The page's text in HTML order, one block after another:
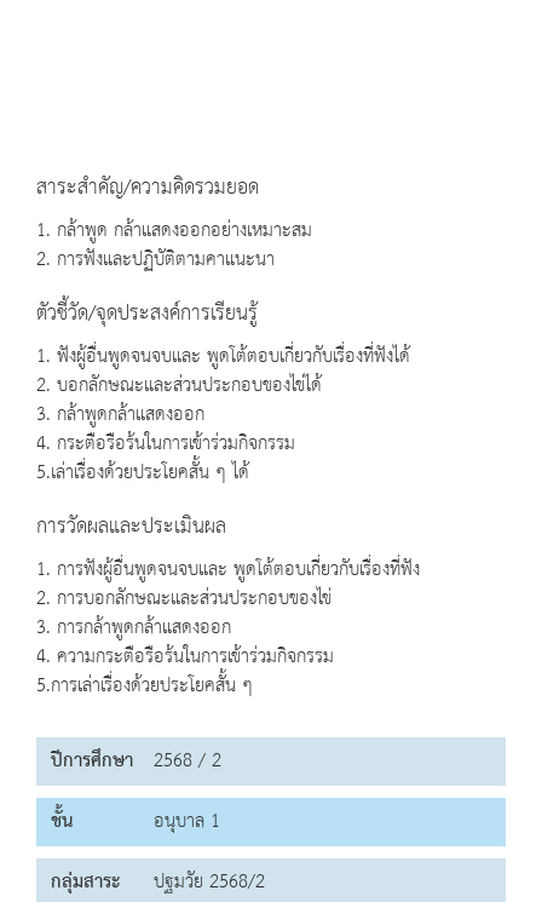
สาระสำคัญ/ความคิดรวมยอด
1. กล้าพูด กล้าแสดงออกอย่างเหมาะสม
2. การฟังและปฏิบัติตามคาแนะนา
ตัวชี้วัด/จุดประสงค์การเรียนรู้
1. ฟังผู้อื่นพูดจนจบและ พูดโต้ตอบเกี่ยวกับเรื่องที่ฟังได้
2. บอกลักษณะและส่วนประกอบของไข่ได้
3. กล้าพูดกล้าแสดงออก
4. กระตือรือร้นในการเข้าร่วมกิจกรรม
5.เล่าเรื่องด้วยประโยคสั้น ๆ ได้
การวัดผลและประเมินผล
1. การฟังผู้อื่นพูดจนจบและ พูดโต้ตอบเกี่ยวกับเรื่องที่ฟัง
2. การบอกลักษณะและส่วนประกอบของไข่
3. การกล้าพูดกล้าแสดงออก
4. ความกระตือรือร้นในการเข้าร่วมกิจกรรม
5.การเล่าเรื่องด้วยประโยคสั้น ๆ
ปีการศึกษา 2568 / 2
ชั้น
อนุบาล 1
กลุ่มสาระ
ปฐมวัย 2568/2